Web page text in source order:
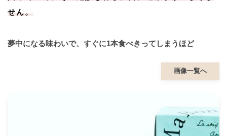
せん。
夢中になる味わいで、すぐに1本食べきってしまうほど
画像一覧へ